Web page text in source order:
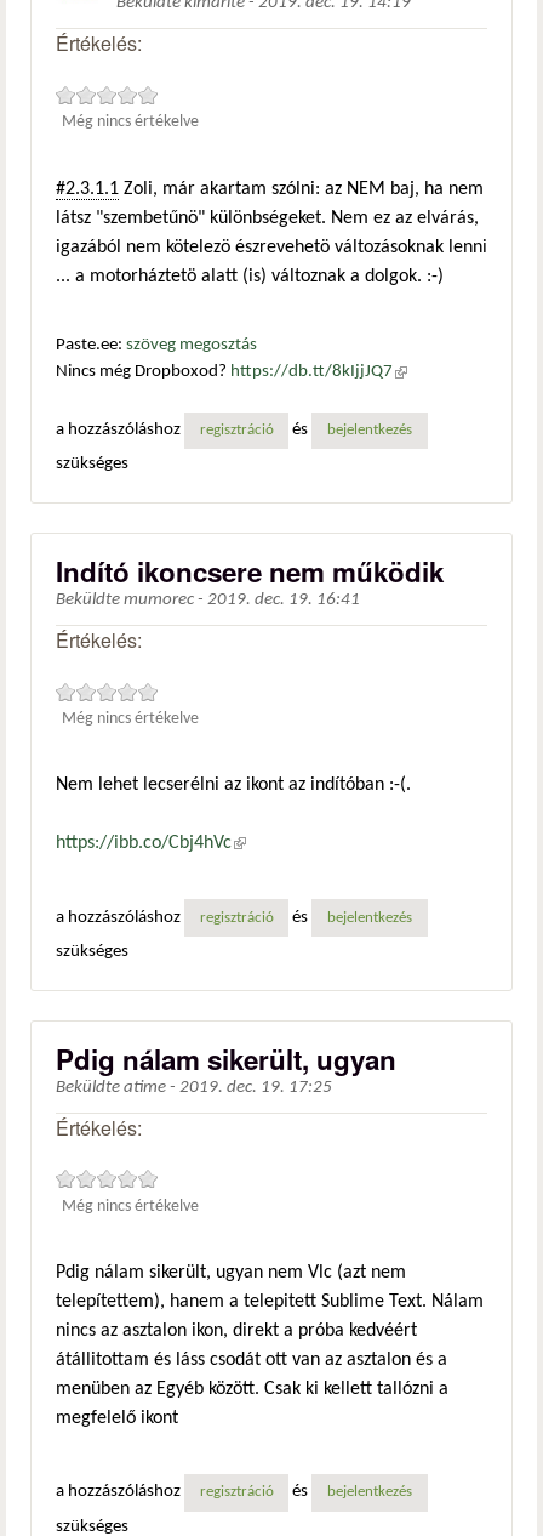
Értékelés:
Még nincs értékelve
#2.3.1.1 Zoli, már akartam szólni: az NEM baj, ha nem
látsz "szembetűnö" különbségeket. Nem ez az elvárás,
igazából nem kötelezö észrevehetö változásoknak lenni
... a motorháztetö alatt (is) változnak a dolgok. :-)
Paste.ee: szöveg megosztás
Nincs még Dropboxod? https://db.tt/8kIjjJQ7 (külső
a hozzászóláshoz
regisztráció és bejelentkezés
szükséges
Indító ikoncsere nem működik
Beküldte mumorec - 2019. dec. 19. 16:41
Értékelés:
Még nincs értékelve
Nem lehet lecserélni az ikont az indítóban :-(.
https://ibb.co/Cbj4hVc(külső hivatkozás)
a hozzászóláshoz regisztráció és bejelentkezés
szükséges
Pdig nálam sikerült, ugyan
Beküldte atime - 2019. dec. 19. 17:25
Értékelés:
Még nincs értékelve
Pdig nálam sikerült, ugyan nem Vlc (azt nem
telepítettem), hanem a telepitett Sublime Text. Nálam
nincs az asztalon ikon, direkt a próba kedvéért
átállitottam és láss csodát ott van az asztalon és a
menüben az Egyéb között. Csak ki kellett tallózni a
megfelelő ikont
a hozzászóláshoz regisztráció és bejelentkezés
szükséges